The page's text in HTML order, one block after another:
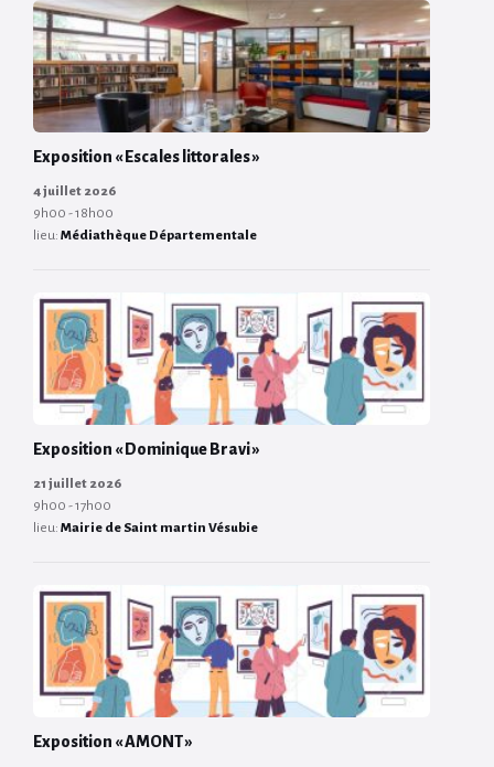
Exposition « Escales littorales »
4 juillet 2026
9h00 - 18h00
lieu: Médiathèque Départementale
Exposition « Dominique Bravi »
21 juillet 2026
9h00 - 17h00
lieu: Mairie de Saint martin Vésubie
Exposition « AMONT »